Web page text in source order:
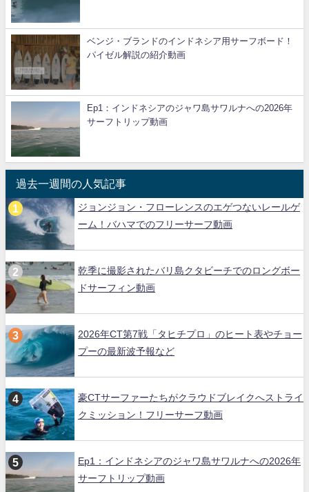
ベンジ・ブランドのインドネシア用サーフボード！
パイゼル解説の紹介動画
Ep1：インドネシアのジャワ島サワルナへの2026年
サーフトリップ動画
過去一週間の人気記事
ジョンジョン・フローレンスのエゲつないレールゲ
ーム！バハマでのフリーサーフ動画
乾季に撮影されたバリ島クタビーチでのロングボー
ドサーフィン動画
2026年CT第7戦「タヒチプロ」のヒート表やチョー
プーの最新波予報など
豪CTサーファーたちがクラウドブレイクへストライ
クミッション！フリーサーフ動画
Ep1：インドネシアのジャワ島サワルナへの2026年
サーフトリップ動画